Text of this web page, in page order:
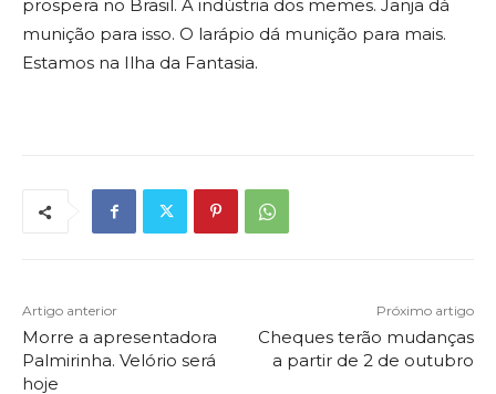
prospera no Brasil. A indústria dos memes. Janja dá
munição para isso. O larápio dá munição para mais.
Estamos na Ilha da Fantasia.
Artigo anterior
Morre a apresentadora
Palmirinha. Velório será
hoje
Próximo artigo
Cheques terão mudanças
a partir de 2 de outubro